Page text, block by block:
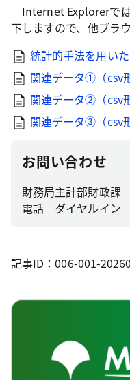
Internet Explorerで
下しますので、他ブラ
統計的手法を用い
関連データ①（csv
関連データ②（csv
関連データ③（csv
お問い合わせ
財務局主計部財政課
電話 ダイヤルイン
記事ID：006-001-